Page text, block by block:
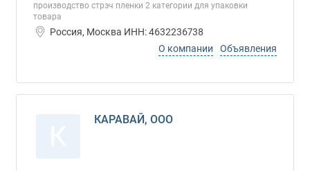
производство стрэч пленки 2 категории для упаковки
товара
Россия, Москва ИНН: 4632236738
О компании
Объявления
КАРАВАЙ, ООО